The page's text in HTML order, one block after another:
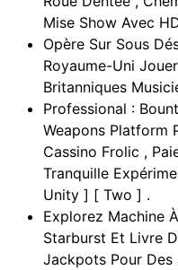
Mise Show Avec
Opère Sur Sous
Royaume-Uni
Britanniques
Professional :
Weapons Platform
Cassino Frolic ,
Tranquille
Unity ] [ Two ] .
Explorez Machine
Starburst Et Livre
Jackpots Pour Des